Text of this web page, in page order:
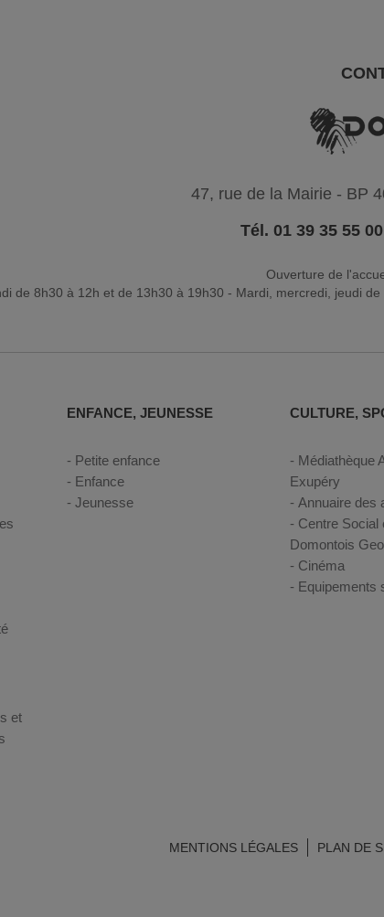
47, rue de la Mairie - BP
Tél. 01 39 35 55 00
Ouverture de
de 8h30 à 12h et de 13h30 à 19h30 - Mardi, mercredi, jeudi
ENFANCE, JEUNESSE
Petite enfance
Enfance
Jeunesse
CULTURE,
Médiathèque
Exupéry
Annuaire des
Centre Social
Domontois
Cinéma
Equipements
et
MENTIONS LÉGALES PLAN DE